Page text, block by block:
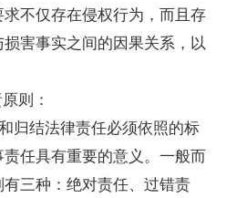
不仅存在侵权行为，而且存
害事实之间的因果关系，以
则：
结法律责任必须依照的标
任具有重要的意义。一般而
三种：绝对责任、过错责